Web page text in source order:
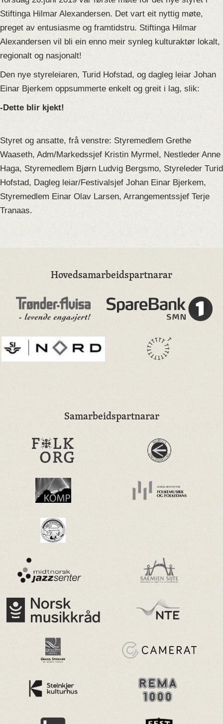
Stiftinga Hilmar Alexandersen. Det vart eit nyttig møte,
preget av entusiasme og framtidstru. Stiftinga Hilmar
Alexandersen vil bli ein enno meir synleg kulturaktør lokalt,
regionalt og nasjonalt!
Den nye styreleiaren, Turid Hofstad, og dagleg leiar Johan
Einar Bjerkem oppsummerte enkelt og greit i lag, slik:
-Dette blir kjekt!
Styret og ansatte, frå venstre: Styremedlem Grethe
Waaseth, Adm/Markedssjef Kristin Myrmel, Nestleder Anne
Haga, Styremedlem Bjørn Ludvig Bergsmo, Styreleder Turid
Hofstad, Dagleg leiar/Festivalsjef Johan Einar Bjerkem,
Styremedlem Einar Olav Larsen, Arrangementssjef Terje
Tranaas.
Hovedsamarbeidspartnarar
Samarbeidspartnarar